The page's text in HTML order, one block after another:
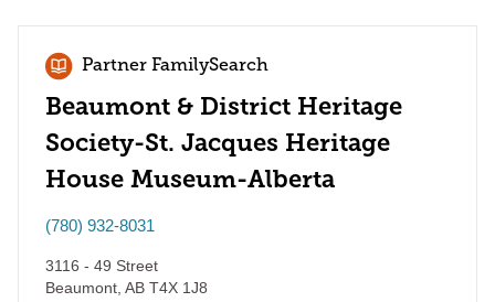
Partner FamilySearch
Beaumont & District Heritage
Society-St. Jacques Heritage
House Museum-Alberta
(780) 932-8031
3116 - 49 Street
Beaumont AB T4X 1J8